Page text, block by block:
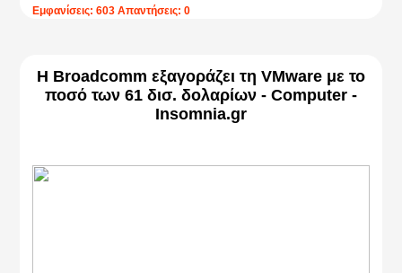
Εμφανίσεις: 603 Απαντήσεις: 0
Η Broadcomm εξαγοράζει τη VMware με το
ποσό των 61 δισ. δολαρίων - Computer -
Insomnia.gr